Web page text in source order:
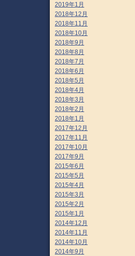
2019年1月
2018年12月
2018年11月
2018年10月
2018年9月
2018年8月
2018年7月
2018年6月
2018年5月
2018年4月
2018年3月
2018年2月
2018年1月
2017年12月
2017年11月
2017年10月
2017年9月
2015年6月
2015年5月
2015年4月
2015年3月
2015年2月
2015年1月
2014年12月
2014年11月
2014年10月
2014年9月